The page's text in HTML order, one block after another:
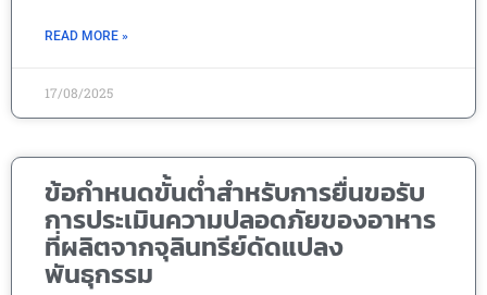
READ MORE »
17/08/2025
ข้อกำหนดขั้นต่ำสำหรับการยื่นขอรับ
การประเมินความปลอดภัยของอาหาร
ที่ผลิตจากจุลินทรีย์ดัดแปลง
พันธุกรรม